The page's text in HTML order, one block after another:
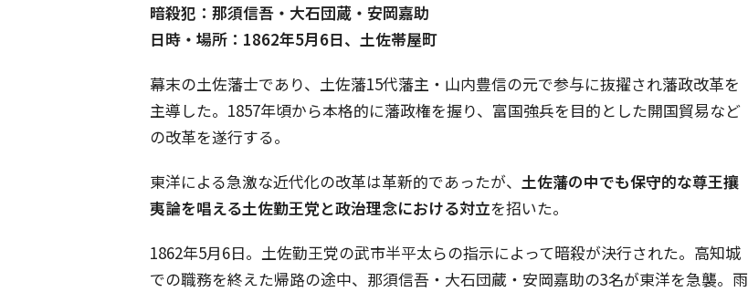
暗殺犯：那須信吾・大石団蔵・安岡嘉助
日時・場所：1862年5月6日、土佐帯屋町
幕末の土佐藩士であり、土佐藩15代藩主・山内豊信の元で参与に抜擢され藩政改革を
主導した。1857年頃から本格的に藩政権を握り、富国強兵を目的とした開国貿易など
の改革を遂行する。
東洋による急激な近代化の改革は革新的であったが、 土佐藩の中でも保守的な尊王攘
夷論を唱える土佐勤王党と政治理念における対立を招いた。
1862年5月6日。土佐勤王党の武市半平太らの指示によって暗殺が決行された。高知城
での職務を終えた帰路の途中、那須信吾・大石団蔵・安岡嘉助の3名が東洋を急襲。雨